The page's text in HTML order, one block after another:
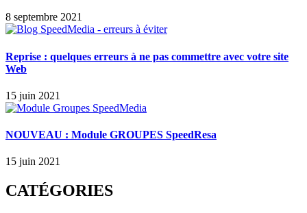
8 septembre 2021
Reprise : quelques erreurs à ne pas commettre avec votre site
Web
15 juin 2021
NOUVEAU : Module GROUPES SpeedResa
15 juin 2021
CATÉGORIES